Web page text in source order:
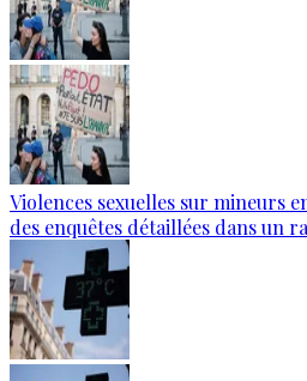
Violences sexuelles sur mineurs
des enquêtes détaillées dans un